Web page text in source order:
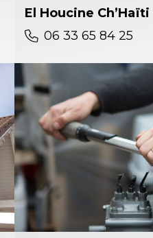
El Houcine Ch’Haïti
06 33 65 84 25